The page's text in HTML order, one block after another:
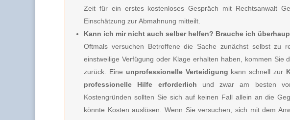
Zeit für ein erstes kostenloses Gespräch mit Rechtsanwalt
Einschätzung zur Abmahnung mitteilt.
Kann ich mir nicht auch selber helfen? Brauche ich
Oftmals versuchen Betroffene die Sache zunächst selbst zu
einstweilige Verfügung oder Klage erhalten haben, kommen Sie
zurück. Eine unprofessionelle Verteidigung kann schnell zur
professionelle Hilfe erforderlich und zwar am besten
Kostengründen sollten Sie sich auf keinen Fall allein an die
könnte Kosten auslösen. Wenn Sie versuchen, sich mit dem